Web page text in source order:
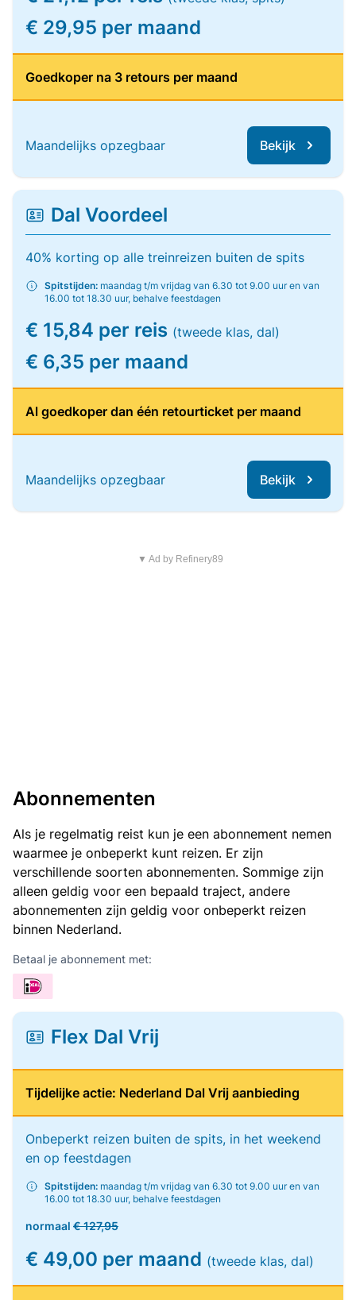
€ 29,95 per maand
Goedkoper na 3 retours per maand
Maandelijks opzegbaar Bekijk
Dal Voordeel
40% korting op alle treinreizen buiten de spits
Spitstijden: maandag t/m vrijdag van 6.30 tot 9.00 uur en van
16.00 tot 18.30 uur, behalve feestdagen
€ 15,84 per reis (tweede klas, dal)
€ 6,35 per maand
Al goedkoper dan één retourticket per maand
Maandelijks opzegbaar Bekijk
▼ Ad by Refinery89
Abonnementen
Als je regelmatig reist kun je een abonnement nemen
waarmee je onbeperkt kunt reizen. Er zijn
verschillende soorten abonnementen. Sommige zijn
alleen geldig voor een bepaald traject, andere
abonnementen zijn geldig voor onbeperkt reizen
binnen Nederland.
Betaal je abonnement met:
Flex Dal Vrij
Tijdelijke actie: Nederland Dal Vrij aanbieding
Onbeperkt reizen buiten de spits, in het weekend
en op feestdagen
Spitstijden: maandag t/m vrijdag van 6.30 tot 9.00 uur en van
16.00 tot 18.30 uur, behalve feestdagen
normaal € 127,95
€ 49,00 per maand (tweede klas, dal)